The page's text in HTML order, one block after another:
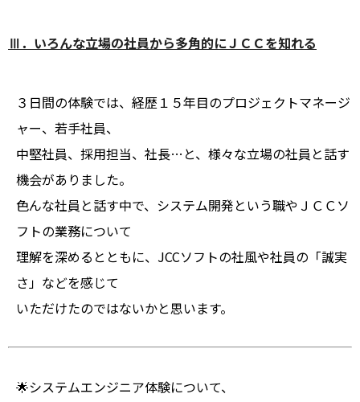
Ⅲ．いろんな立場の社員から多角的にＪＣＣを知れる
３日間の体験では、経歴１５年目のプロジェクトマネージ
ャー、若手社員、
中堅社員、採用担当、社長…と、様々な立場の社員と話す
機会がありました。
色んな社員と話す中で、システム開発という職やＪＣＣソ
フトの業務について
理解を深めるとともに、JCCソフトの社風や社員の「誠実
さ」などを感じて
いただけたのではないかと思います。
🌟システムエンジニア体験について、